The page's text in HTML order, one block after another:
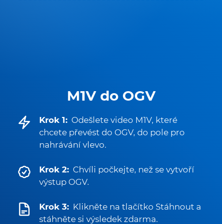
M1V do OGV
Krok 1: Odešlete video M1V, které
chcete převést do OGV, do pole pro
nahrávání vlevo.
Krok 2: Chvíli počkejte, než se vytvoří
výstup OGV.
Krok 3: Klikněte na tlačítko Stáhnout a
stáhněte si výsledek zdarma.